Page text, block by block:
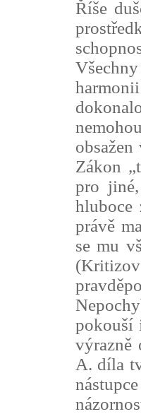
Říše
Zákon
pro
hluboce
právě
se mu
pokouší
výrazně
A. díla